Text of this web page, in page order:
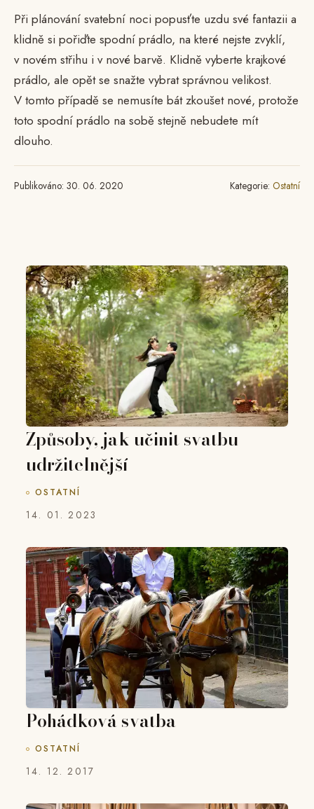
Při plánování svatební noci popusťte uzdu své fantazii a
klidně si pořiďte spodní prádlo, na které nejste zvyklí,
v novém střihu i v nové barvě. Klidně vyberte krajkové
prádlo, ale opět se snažte vybrat správnou velikost.
V tomto případě se nemusíte bát zkoušet nové, protože
toto spodní prádlo na sobě stejně nebudete mít
dlouho.
Publikováno: 30. 06. 2020 Kategorie: Ostatní
Způsoby, jak učinit svatbu
udržitelnější
OSTATNÍ
14. 01. 2023
Pohádková svatba
OSTATNÍ
14. 12. 2017